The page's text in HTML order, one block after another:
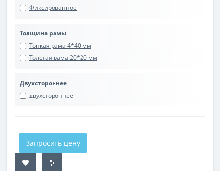
Фиксированное
Толщина рамы
Тонкая рама 4*40 мм
Толстая рама 20*20 мм
Двухстороннее
двухстороннее
Запросить цену